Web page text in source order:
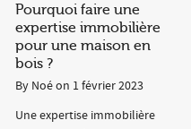
Pourquoi faire une
expertise immobilière
pour une maison en
bois ?
By Noéon 1 février 2023
Une expertise immobilière